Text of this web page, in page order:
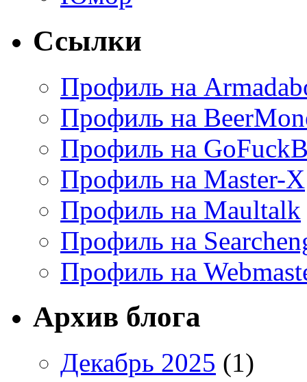
Ссылки
Профиль на
Профиль на
Профиль на
Профиль на Master-X
Профиль на Maultalk
Профиль на
Профиль на
Архив блога
Декабрь 2025 (1)